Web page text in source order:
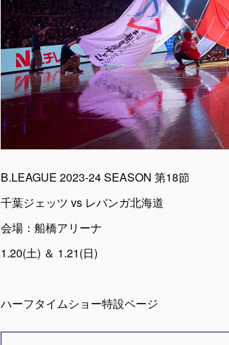
B.LEAGUE 2023-24 SEASON 第18節
千葉ジェッツ vs レバンガ北海道
会場：船橋アリーナ
1.20(土) ＆ 1.21(日)
ハーフタイムショー特設ページ